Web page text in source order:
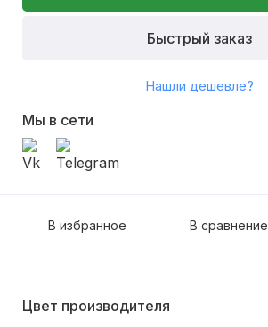
Быстрый заказ
Нашли дешевле?
Мы в сети
В избранное В сравнение
Цвет производителя